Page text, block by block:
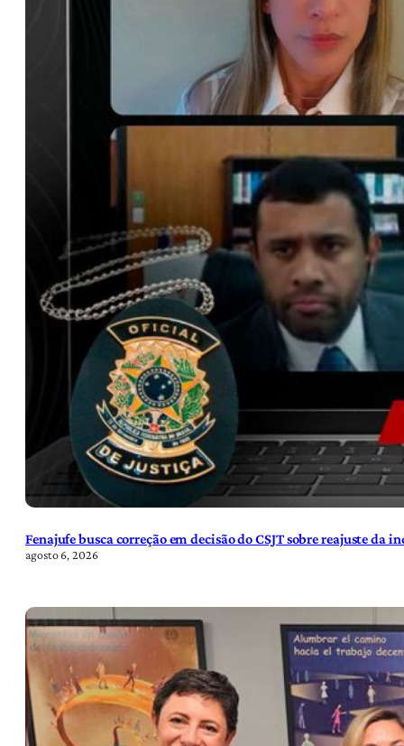
Fenajufe busca correção em decisão do CSJT sobre reajuste da
agosto 6, 2026